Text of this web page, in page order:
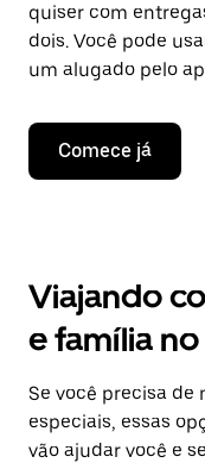
quiser com
dois. Você pode
um alugado pelo
Comece já
Viajando
e família
Se você precisa de
especiais, essas
vão ajudar você e